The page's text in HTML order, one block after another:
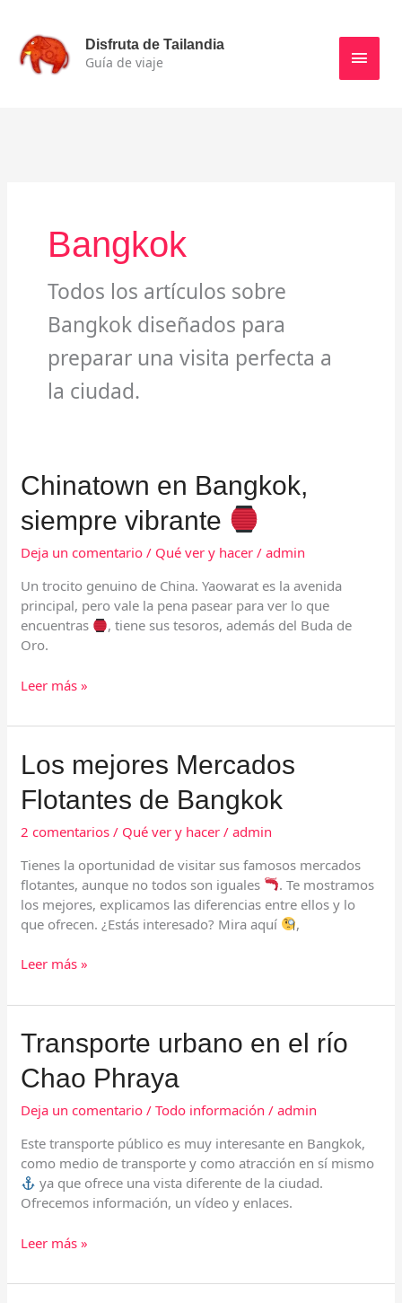
contenido
Disfruta de Tailandia
Guía de viaje
Menú
Bangkok
Todos los artículos sobre
Bangkok diseñados para
preparar una visita perfecta a
la ciudad.
Chinatown en Bangkok,
siempre vibrante
Deja un comentario / Qué ver y hacer /admin
Un trocito genuino de China. Yaowarat es la avenida
principal, pero vale la pena pasear para ver lo que
encuentras
, tiene sus tesoros, además del Buda de
Oro.
Chinatown
en
Bangkok,
vibrante
Leer más »
Los mejores Mercados
Flotantes de Bangkok
2 comentarios / Qué ver y hacer /admin
Tienes la oportunidad de visitar sus famosos mercados
flotantes, aunque no todos son iguales
. Te mostramos
los mejores, explicamos las diferencias entre ellos y lo
que ofrecen. ¿Estás interesado? Mira aquí
,
Los
mejores
Mercados
Flotantes
de
Leer más »
Transporte urbano en el río
Chao Phraya
Deja un comentario /Todo información /admin
Este transporte público es muy interesante en Bangkok,
como medio de transporte y como atracción en sí mismo
ya que ofrece una vista diferente de la ciudad.
Ofrecemos información, un vídeo y enlaces.
Transporte
urbano
en
río
Phraya
Leer más »